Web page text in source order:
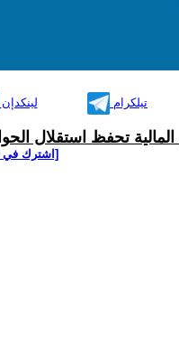
لينكدإن تيلكرام
المالية تحفظ استقلال
[اشترك في